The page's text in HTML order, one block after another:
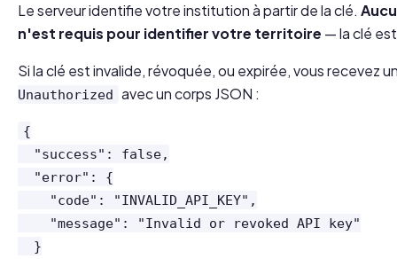
Le serveur identifie votre institution à partir de la clé.
n'est requis pour identifier votre territoire — la clé
Si la clé est invalide, révoquée, ou expirée, vous recevez
Unauthorized avec un corps JSON :
{
  "success": false,
  "error": {
    "code": "INVALID_API_KEY",
    "message": "Invalid or revoked API key"
  }